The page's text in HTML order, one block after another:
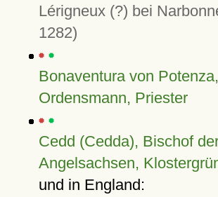
Lérigneux (?) bei
1282)
Bonaventura von Potenza,
Ordensmann, Priester
Cedd (Cedda), Bischof
Angelsachsen,
und in England: